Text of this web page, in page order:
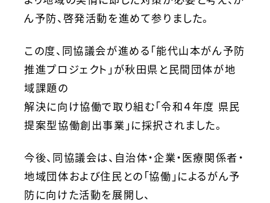
ん予防、啓発活動を進めて参りました。
この度、同協議会が進める「能代山本がん予防
推進プロジェクト」が秋田県と民間団体が地
域課題の
解決に向け協働で取り組む「令和４年度 県民
提案型協働創出事業」に採択されました。
今後、同協議会は、自治体・企業・医療関係者・
地域団体および住民との「協働」によるがん予
防に向けた活動を展開し、